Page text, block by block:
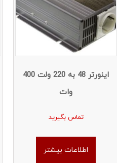
اینورتر 48 به 220 ولت 400
وات
تماس بگیرید
اطلاعات بیشتر